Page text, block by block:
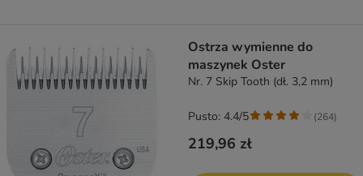
Ostrza wymienne do
maszynek Oster
Nr. 7 Skip Tooth (dł. 3,2 mm)
219,96 zł
Pusto: 4.4/5 (264)